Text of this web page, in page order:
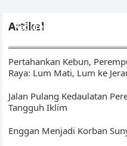
Artikel
Kedurei Kawo: Ikhtiar
Pertahankan Kebun,
Raya: Lum Mati, Lum ke
Jalan Pulang Kedaulatan
Tangguh Iklim
Enggan Menjadi Korban